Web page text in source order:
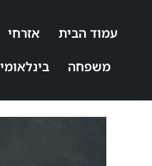
עמוד הבית אזרחי
משפחה
בינלאומי